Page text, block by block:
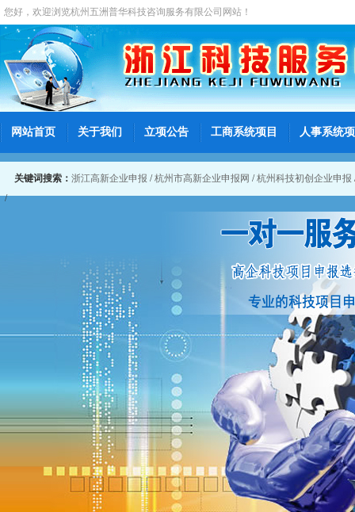
您好，欢迎浏览杭州五洲普华科技咨询服务有限公司 网站！
网站首页 关于我们 立项公告 工商系统项目 人事系统
关键词搜索： 浙江高新企业申报 /杭州市高新企业申报网 /杭州科技初创企业申报
/